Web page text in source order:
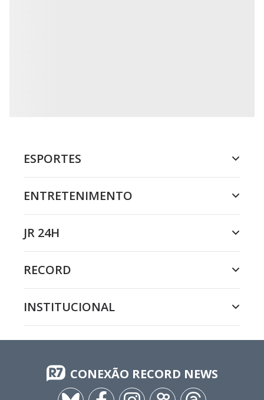
ESPORTES
ENTRETENIMENTO
JR 24H
RECORD
INSTITUCIONAL
CONEXÃO RECORD NEWS